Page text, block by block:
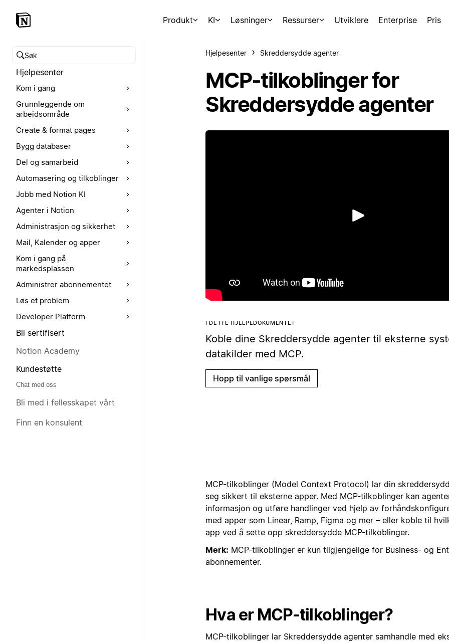
Produkt KI Løsninger Ressurser Utviklere Enterprise Pris
Søk i hjelpesenteret
Hjelpesenter
Kom i gang
Grunnleggende om
arbeidsområde
Create & format pages
Bygg databaser
Del og samarbeid
Automasering og tilkoblinger
Jobb med Notion KI
Agenter i Notion
Administrasjon og sikkerhet
Mail, Kalender og apper
Kom i gang på
markedsplassen
Administrer abonnementet
Løs et problem
Developer Platform
Bli sertifisert
Notion Academy
Kundestøtte
Chat med oss
Bli med i fellesskapet vårt
Finn en konsulent
Hjelpesenter Skreddersydde agenter
MCP-tilkoblinger for
Skreddersydde agenter
Spill av
I DETTE HJELPEDOKUMENTET
Koble dine Skreddersydde agenter til eksterne
datakilder med MCP.
Hopp til vanlige spørsmål
MCP-tilkoblinger (Model Context Protocol) lar din
seg sikkert til eksterne apper. Med MCP-tilkoblinger kan
informasjon og utføre handlinger ved hjelp av
med apper som Linear, Ramp, Figma og mer – eller koble til
app ved å sette opp skreddersydde MCP-tilkoblinger.
Merk: MCP-tilkoblinger er kun tilgjengelige for Business- og
abonnementer.
Hva er MCP-tilkoblinger?
MCP-tilkoblinger lar Skreddersydde agenter samhandle med